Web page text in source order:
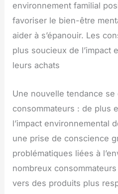
environnement familial
favoriser le bien-être
aider à s’épanouir. Les
plus soucieux de l’impact
leurs achats
Une nouvelle tendance
consommateurs : de plus
l’impact environnemental
une prise de conscience
problématiques liées à
nombreux
vers des produits plus